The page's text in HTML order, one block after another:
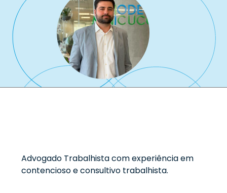
Advogado Trabalhista com experiência em
contencioso e consultivo trabalhista.